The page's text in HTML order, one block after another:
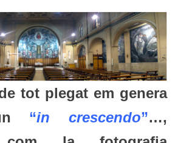
tot plegat em genera
“in crescendo”…,